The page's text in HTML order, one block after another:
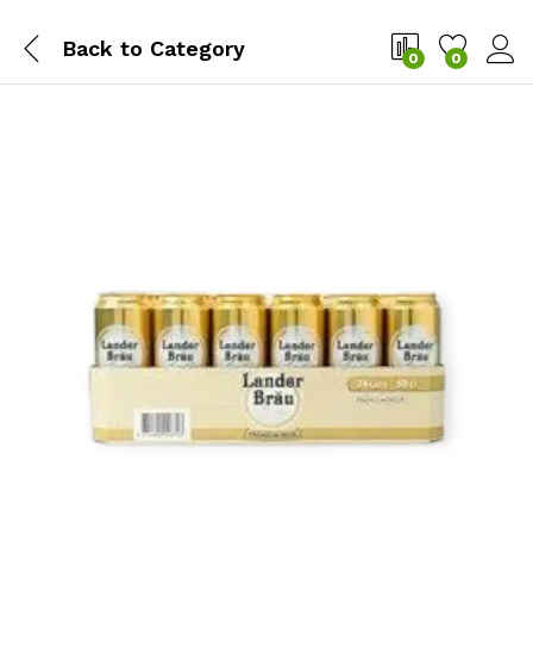
Back to Category 0 0